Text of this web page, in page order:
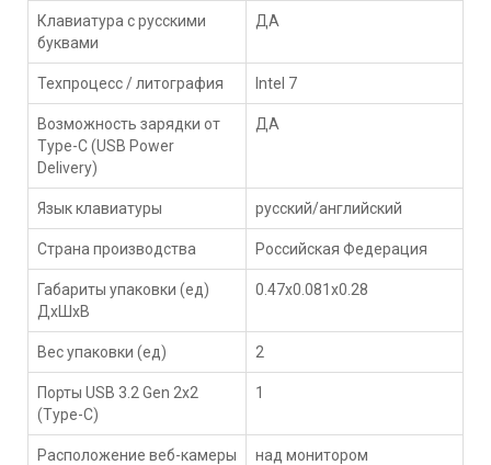
Клавиатура с русскими
буквами
ДА
Техпроцесс / литография Intel 7
Возможность зарядки от
Type-C (USB Power
Delivery)
ДА
Язык клавиатуры русский/английский
Страна производства Российская Федерация
Габариты упаковки (ед)
ДхШхВ
0.47x0.081x0.28
Вес упаковки (ед) 2
Порты USB 3.2 Gen 2x2
(Type-С)
1
Расположение веб-камеры над монитором